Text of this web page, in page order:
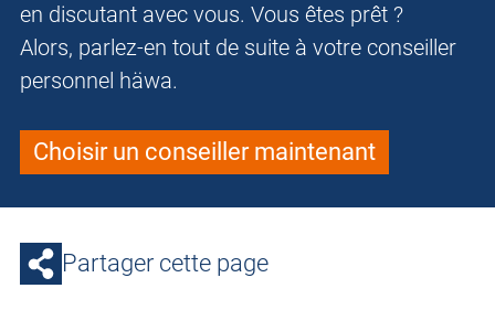
en discutant avec vous. Vous êtes prêt ?
Alors, parlez-en tout de suite à votre conseiller
personnel häwa.
Choisir un conseiller maintenant
Partager cette page